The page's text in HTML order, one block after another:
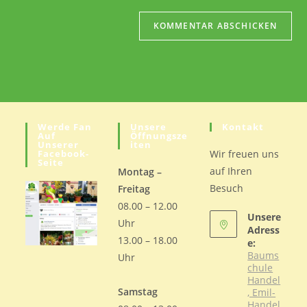
Werde Fan
Auf
Unserer
Facebook-
Seite
Unsere
Öffnungsze
Iten
Montag –
Freitag
08.00 – 12.00
Uhr
13.00 – 18.00
Uhr
Samstag
Kontakt
Wir freuen uns
auf Ihren
Besuch
Unsere
Adress
e:
Baums
chule
Handel
, Emil-